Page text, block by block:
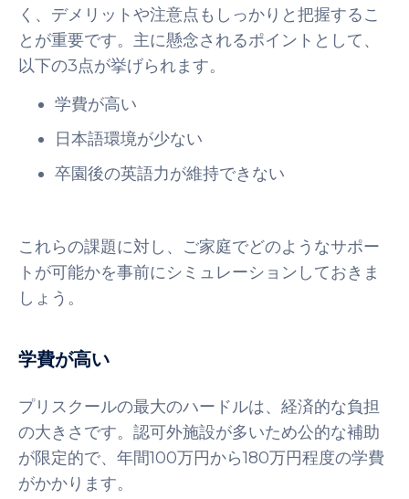
く、デメリットや注意点もしっかりと把握するこ
とが重要です。主に懸念されるポイントとして、
以下の3点が挙げられます。
学費が高い
日本語環境が少ない
卒園後の英語力が維持できない
これらの課題に対し、ご家庭でどのようなサポー
トが可能かを事前にシミュレーションしておきま
しょう。
学費が高い
プリスクールの最大のハードルは、経済的な負担
の大きさです。認可外施設が多いため公的な補助
が限定的で、年間100万円から180万円程度の学費
がかかります。